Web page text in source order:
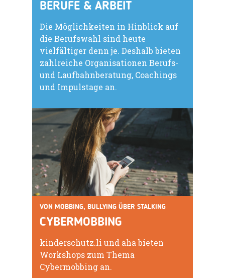
BERUFE & ARBEIT
Die Möglichkeiten in Hinblick auf
die Berufswahl sind heute
vielfältiger denn je. Deshalb bieten
zahlreiche Organisationen Berufs-
und Laufbahnberatung, Coachings
und Impulstage an.
VON MOBBING, BULLYING ÜBER STALKING
CYBERMOBBING
kinderschutz.li und aha bieten
Workshops zum Thema
Cybermobbing an.